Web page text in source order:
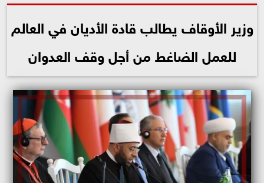
وزير الأوقاف يطالب قادة الأديان في العالم
للعمل الضاغط من أجل وقف العدوان